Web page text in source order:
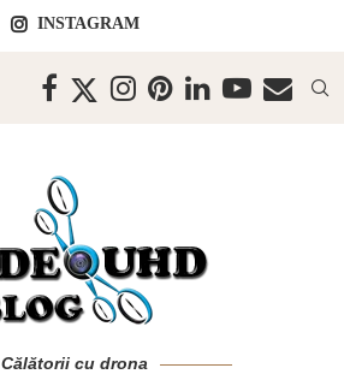
INSTAGRAM
Călătorii cu drona